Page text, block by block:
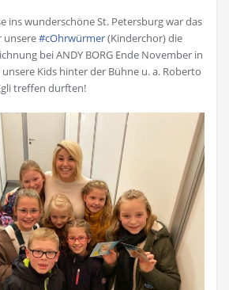
ins wunderschöne St. Petersburg war das
unsere#cOhrwürmer(Kinderchor) die
bei ANDY BORG Ende November in
Kids hinter der Bühne u. a. Roberto
treffen durften!